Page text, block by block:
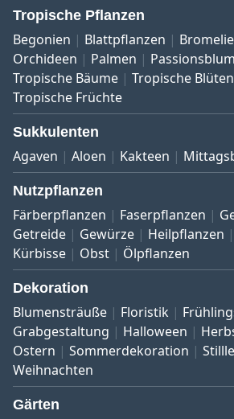
Tropische Pflanzen
Begonien Blattpflanzen
Orchideen
Palmen
Tropische Bäume
Tropische Blüten
Tropische Früchte
Sukkulenten
Agaven Aloen Kakteen
Nutzpflanzen
Färberpflanzen Faserpflanzen
Getreide
Gewürze Heilpflanzen
Kürbisse
Obst Ölpflanzen
Dekoration
Blumensträuße Floristik
Grabgestaltung
Halloween
Ostern
Sommerdekoration
Weihnachten
Gärten